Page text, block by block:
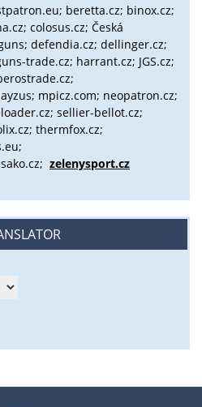
beretta.cz; binox.cz;
colosus.cz; Česká
defendia.cz; dellinger.cz;
trade.cz; harrant.cz; JGS.cz;
mpicz.com; neopatron.cz;
sellier-bellot.cz;
thermfox.cz;
zelenysport.cz